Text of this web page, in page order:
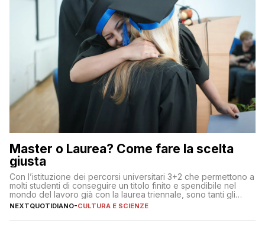
Master o Laurea? Come fare la scelta
giusta
Con l’istituzione dei percorsi universitari 3+2 che permettono a
molti studenti di conseguire un titolo finito e spendibile nel
mondo del lavoro già con la laurea triennale, sono tanti gli
interrogativi che si pongono gli studenti una volta raggiunto
l’obiettivo di primo livello
NEXTQUOTIDIANO-CULTURA E SCIENZE